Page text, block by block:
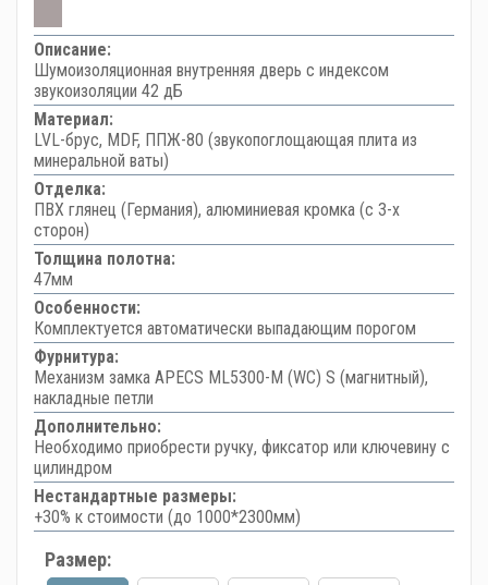
Описание:
Шумоизоляционная внутренняя дверь с индексом
звукоизоляции 42 дБ
Материал:
LVL-брус, MDF, ППЖ-80 (звукопоглощающая плита из
минеральной ваты)
Отделка:
ПВХ глянец (Германия), алюминиевая кромка (с 3-х
сторон)
Толщина полотна:
47мм
Особенности:
Комплектуется автоматически выпадающим порогом
Фурнитура:
Механизм замка APECS ML5300-M (WC) S (магнитный),
накладные петли
Дополнительно:
Необходимо приобрести ручку, фиксатор или ключевину с
цилиндром
Нестандартные размеры:
+30% к стоимости (до 1000*2300мм)
Размер: